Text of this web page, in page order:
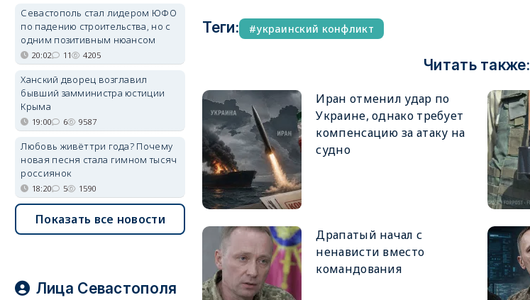
Теги: украинский конфликт
Читать также:
Иран отменил удар по
Украине, однако требует
компенсацию за атаку на
судно
Драпатый начал с
ненависти вместо
командования
Севастополь стал лидером ЮФО
по падению строительства, но с
одним позитивным нюансом
20:02 11 4205
Ханский дворец возглавил
бывший замминистра юстиции
Крыма
19:00 6 9587
Любовь живёт три года? Почему
новая песня стала гимном тысяч
россиянок
18:20 5 1590
Показать все новости
Лица Севастополя